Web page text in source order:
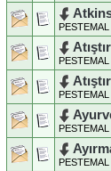
PESTEMAL
PESTEMAL
PESTEMAL
PESTEMAL
PESTEMAL